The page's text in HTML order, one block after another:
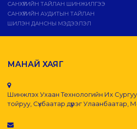
САНХҮҮГИЙН ТАЙЛАН ШИНЖИЛГЭЭ
САНХҮҮГИЙН АУДИТЫН ТАЙЛАН
ШИЛЭН ДАНСНЫ МЭДЭЭЛЭЛ
МАНАЙ ХАЯГ
Шинжлэх Ухаан Технологийн Их
тойруу, Сүхбаатар дүүрэг Улаанбаатар,